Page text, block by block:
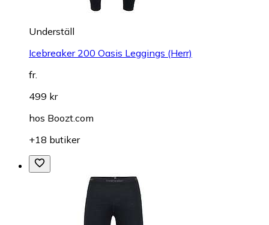
Underställ
Icebreaker 200 Oasis Leggings (Herr)
fr.
499 kr
hos Boozt.com
+18 butiker